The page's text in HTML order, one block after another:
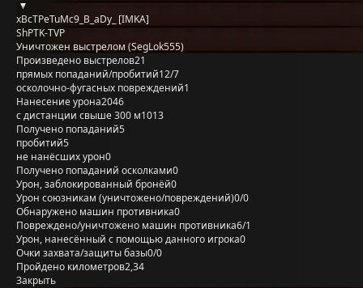
xBcTPeTuMc9_B_aDy_ [IMKA]
ShPTK-TVP
Уничтожен выстрелом (SegLok555)
Произведено выстрелов21
прямых попаданий/пробитий12/7
осколочно-фугасных повреждений1
Нанесение урона2046
с дистанции свыше 300 м1013
Получено попаданий5
пробитий5
не нанёсших урон0
Получено попаданий осколками0
Урон, заблокированный бронёй0
Урон союзникам (уничтожено/повреждений)0/0
Обнаружено машин противника0
Повреждено/уничтожено машин противника6/1
Урон, нанесённый с помощью данного игрока0
Очки захвата/защиты базы0/0
Пройдено километров2,34
Закрыть